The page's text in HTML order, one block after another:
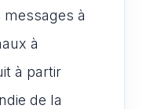
à
à
à partir
de la